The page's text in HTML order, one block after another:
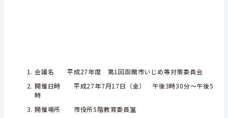
会議名 平成27年度 第1回函館市いじめ等対策委員会
開催日時 平成27年7月17日（金） 午後3時30分～午後5
時
開催場所 市役所5階教育委員室